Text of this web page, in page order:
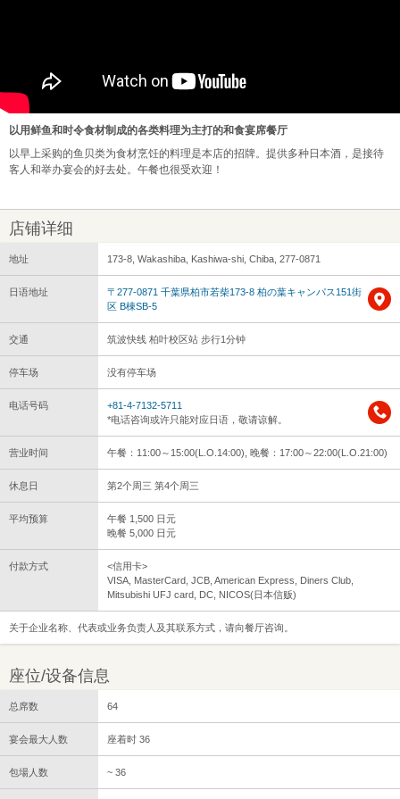
以用鲜鱼和时令食材制成的各类料理为主打的和食宴席餐厅
以早上采购的鱼贝类为食材烹饪的料理是本店的招牌。提供多种日本酒，是接待
客人和举办宴会的好去处。午餐也很受欢迎！
店铺详细
地址 173-8, Wakashiba, Kashiwa-shi, Chiba, 277-0871
日语地址
〒277-0871 千葉県柏市若柴173-8 柏の葉キャンパス151街
区 B棟SB-5
交通 筑波快线 柏叶校区站 步行1分钟
停车场 没有停车场
电话号码
+81-4-7132-5711
*电话咨询或许只能对应日语，敬请谅解。
营业时间 午餐：11:00～15:00(L.O.14:00), 晚餐：17:00～22:00(L.O.21:00)
休息日 第2个周三 第4个周三
平均预算
午餐 1,500 日元
晚餐 5,000 日元
付款方式
<信用卡>
VISA, MasterCard, JCB, American Express, Diners Club,
Mitsubishi UFJ card, DC, NICOS(日本信贩)
关于企业名称、代表或业务负责人及其联系方式，请向餐厅咨询。
座位/设备信息
总席数 64
宴会最大人数 座着时 36
包場人数 ~ 36